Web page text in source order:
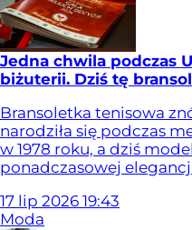
Jedna chwila podczas
biżuterii. Dziś tę
Bransoletka tenisowa
narodziła się podczas
w 1978 roku, a dziś
ponadczasowej
17 lip 2026 19:43
Moda